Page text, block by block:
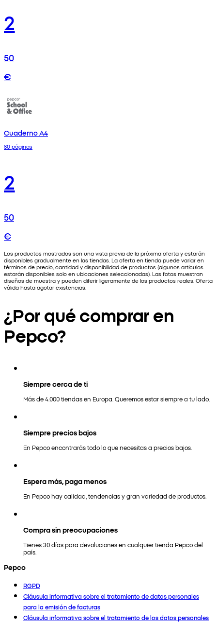
2
50
€
Cuaderno A4
80 páginas
2
50
€
Los productos mostrados son una vista previa de la próxima oferta y estarán
disponibles gradualmente en las tiendas. La oferta en tienda puede variar en
términos de precio, cantidad y disponibilidad de productos (algunos artículos
estarán disponibles solo en ubicaciones seleccionadas). Las fotos muestran
diseños de muestra y pueden diferir ligeramente de los productos reales. Oferta
válida hasta agotar existencias.
¿Por qué comprar en
Pepco?
Siempre cerca de ti
Más de 4.000 tiendas en Europa. Queremos estar siempre a tu lado.
Siempre precios bajos
En Pepco encontrarás todo lo que necesitas a precios bajos.
Espera más, paga menos
En Pepco hay calidad, tendencias y gran variedad de productos.
Compra sin preocupaciones
Tienes 30 días para devoluciones en cualquier tienda Pepco del
país.
Pepco
RGPD
Cláusula informativa sobre el tratamiento de datos personales
para la emisión de facturas
Cláusula informativa sobre el tratamiento de los datos personales